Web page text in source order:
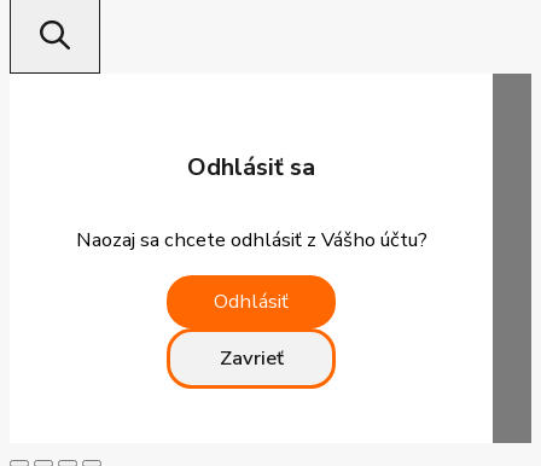
Odhlásiť sa
Naozaj sa chcete odhlásiť z Vášho účtu?
Odhlásiť
Zavrieť